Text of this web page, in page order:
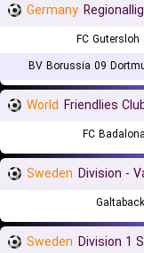
Germany
FC Gutersloh
BV Borussia 09
World Friendlies
FC
Sweden
Sweden Division 1